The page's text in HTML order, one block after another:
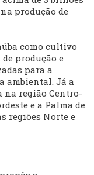
produção de
como cultivo
produção e
para a
ambiental. Já a
na região Centro-
e a Palma de
regiões Norte e